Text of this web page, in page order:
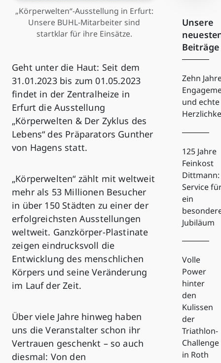
„Körperwelten“-Ausstellung in Erfurt:
Unsere BUHL-Mitarbeiter sind
startklar für ihre Einsätze.
Geht unter die Haut: Seit dem
31.01.2023 bis zum 01.05.2023
findet in der Zentralheize in
Erfurt die Ausstellung
„Körperwelten & Der Zyklus des
Lebens“ des Präparators Gunther
von Hagens statt.
„Körperwelten“ zählt mit weltweit
mehr als 53 Millionen Besucher
in über 150 Städten zu einer der
erfolgreichsten Ausstellungen
weltweit. Ganzkörper-Plastinate
zeigen eindrucksvoll die
Entwicklung des menschlichen
Körpers und seine Veränderung
im Lauf der Zeit.
Über viele Jahre hinweg haben
uns die Veranstalter schon ihr
Vertrauen geschenkt – so auch
diesmal: Von den
Unsere
Beiträge
Zehn
und echte
125 Jahre
Feinkost
Dittmann:
Service
ein
Jubiläum
Volle
Power
hinter
den
Kulissen
der
Triathlon-
Challenge
in Roth